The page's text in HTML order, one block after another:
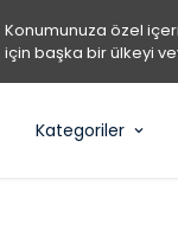
Konumunuza özel
için başka bir ülkeyi
Kategoriler